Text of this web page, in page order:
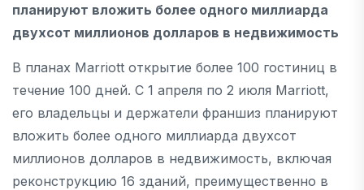
планируют вложить более одного миллиарда
двухсот миллионов долларов в недвижимость
В планах Marriott открытие более 100 гостиниц в
течение 100 дней. С 1 апреля по 2 июля Marriott,
его владельцы и держатели франшиз планируют
вложить более одного миллиарда двухсот
миллионов долларов в недвижимость, включая
реконструкцию 16 зданий, преимущественно в